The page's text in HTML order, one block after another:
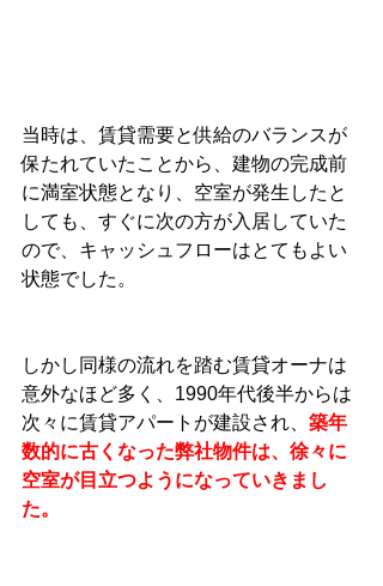
当時は、賃貸需要と供給のバランスが
保たれていたことから、建物の完成前
に満室状態となり、空室が発生したと
しても、すぐに次の方が入居していた
ので、キャッシュフローはとてもよい
状態でした。
しかし同様の流れを踏む賃貸オーナは
意外なほど多く、1990年代後半からは
次々に賃貸アパートが建設され
築年
数的に古くなった弊社物件は、徐々に
空室が目立つようになっていきまし
た。